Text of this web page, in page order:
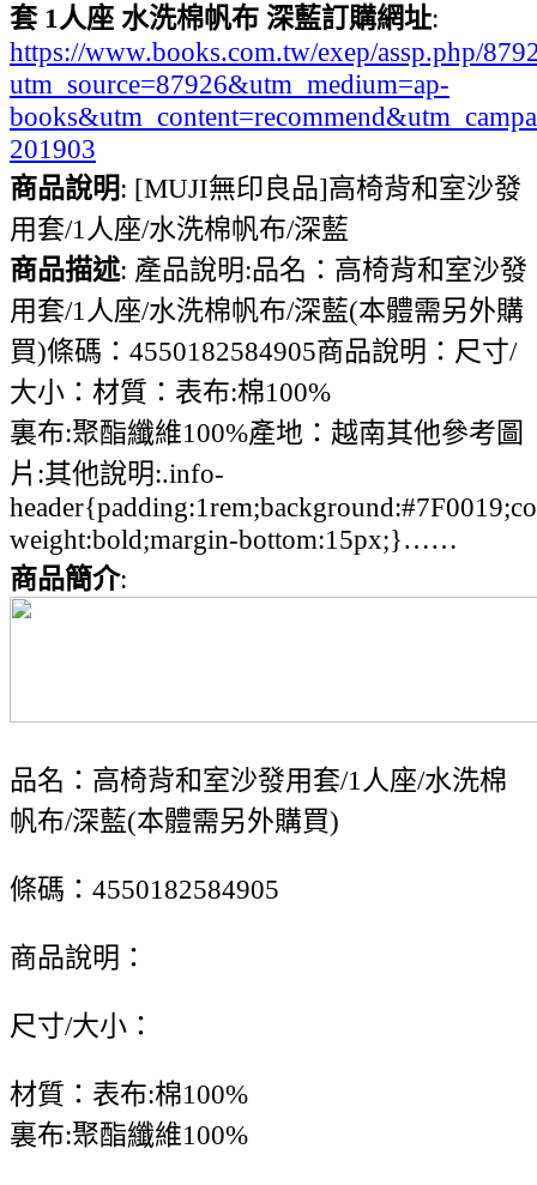
套 1人座 水洗棉帆布 深藍訂購網址:
https://www.books.com.tw/exep/assp.php/
utm_source=87926&utm_medium=ap-
201903
商品說明: [MUJI無印良品]高椅背和室沙發
用套/1人座/水洗棉帆布/深藍
商品描述: 產品說明:品名：高椅背和室沙發
用套/1人座/水洗棉帆布/深藍(本體需另外購
買)條碼：4550182584905商品說明：尺寸/
大小：材質：表布:棉100%
裏布:聚酯纖維100%產地：越南其他參考圖
片:其他說明:.info-
weight:bold;margin-bottom:15px;}……
商品簡介:
品名：高椅背和室沙發用套/1人座/水洗棉
帆布/深藍(本體需另外購買)
條碼：4550182584905
商品說明：
尺寸/大小：
材質：表布:棉100%
裏布:聚酯纖維100%